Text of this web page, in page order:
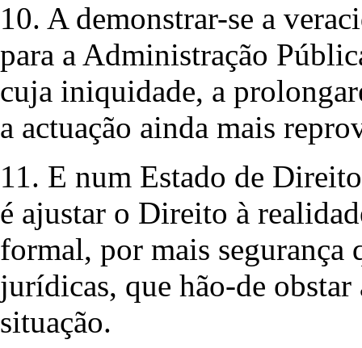
10. A demonstrar-se a
para a Administração
cuja iniquidade, a
a actuação ainda mais
11. E num Estado de
é ajustar o Direito à
formal, por mais segurança
jurídicas, que hão-de
situação.